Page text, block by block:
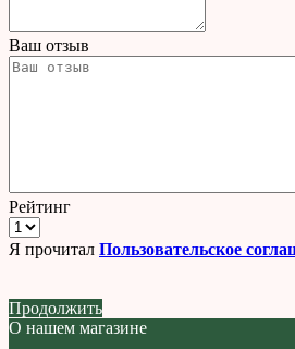
Ваш отзыв
Рейтинг
Я прочитал Пользовательское
Продолжить
О нашем магазине